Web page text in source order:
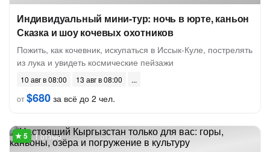
Индивидуальный мини-тур: ночь в юрте, каньон
Сказка и шоу кочевых охотников
Пожить, как кочевник, искупаться в Иссык-Куле, пострелять
из лука и увидеть космические пейзажи
10 авг в 08:00
13 авг в 08:00
от$680 за всё до 2 чел.
1 отзыв